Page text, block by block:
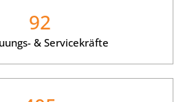
92
& Servicekräfte